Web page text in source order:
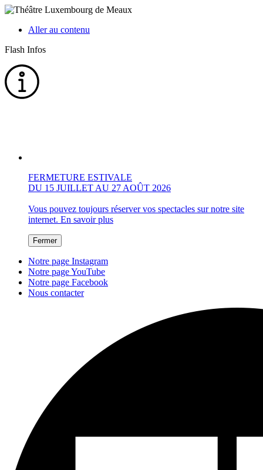
Aller au contenu
Flash Infos
FERMETURE ESTIVALE
DU 15 JUILLET AU 27 AOÛT 2026
Vous pouvez toujours réserver vos spectacles sur notre site
internet. En savoir plus
Fermer
Notre page Instagram
Notre page YouTube
Notre page Facebook
Nous contacter